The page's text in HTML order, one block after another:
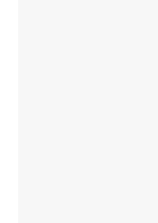
- Klassische
Wir bieten zu